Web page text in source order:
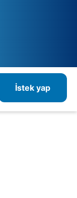
İstek yap